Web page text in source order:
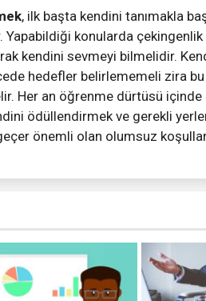
, ilk başta kendini tanımakla
Yapabildiği konularda
kendini sevmeyi bilmelidir.
hedefler belirlememeli zira
Her an öğrenme dürtüsü içinde
ödüllendirmek ve gerekli
önemli olan olumsuz